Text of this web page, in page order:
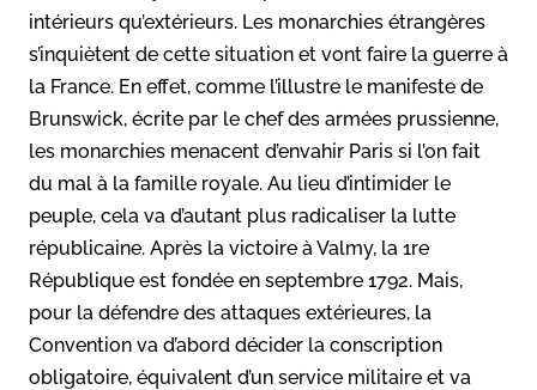
intérieurs qu’extérieurs. Les monarchies étrangères
s’inquiètent de cette situation et vont faire la guerre à
la France. En effet, comme l’illustre le manifeste de
Brunswick, écrite par le chef des armées prussienne,
les monarchies menacent d’envahir Paris si l’on fait
du mal à la famille royale. Au lieu d’intimider le
peuple, cela va d’autant plus radicaliser la lutte
républicaine. Après la victoire à Valmy, la 1re
République est fondée en septembre 1792. Mais,
pour la défendre des attaques extérieures, la
Convention va d’abord décider la conscription
obligatoire, équivalent d’un service militaire et va